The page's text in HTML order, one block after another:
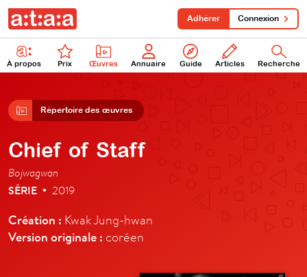
À propos Prix Œuvres Annuaire Guide Articles Recherche
Adhérer Connexion
Répertoire des œuvres
Chief of Staff
Bojwagwan
SÉRIE • 2019
Création : Kwak Jung-hwan
Version originale : coréen